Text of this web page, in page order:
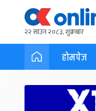
२२ साउन २०८३, शुक्रबार
होमपेज